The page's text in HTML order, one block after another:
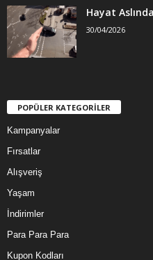
Hayat
30/04/2026
POPÜLER KATEGORİLER
Kampanyalar
Fırsatlar
Alışveriş
Yaşam
İndirimler
Para Para Para
Kupon Kodları